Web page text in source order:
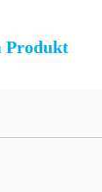
Produkt